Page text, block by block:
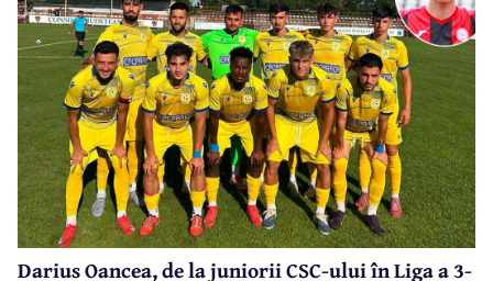
Darius Oancea, de la juniorii CSC-ului în Liga a 3-